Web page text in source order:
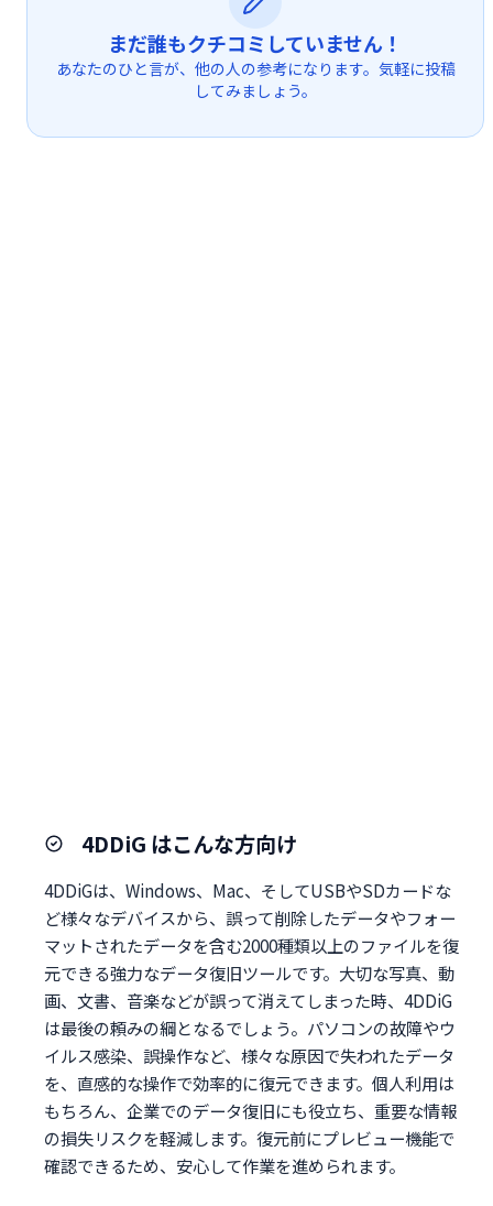
まだ誰もクチコミしていません！
あなたのひと言が、他の人の参考になります。気軽に投稿
してみましょう。
4DDiG はこんな方向け
4DDiGは、Windows、Mac、そしてUSBやSDカードな
ど様々なデバイスから、誤って削除したデータやフォー
マットされたデータを含む2000種類以上のファイルを復
元できる強力なデータ復旧ツールです。大切な写真、動
画、文書、音楽などが誤って消えてしまった時、4DDiG
は最後の頼みの綱となるでしょう。パソコンの故障やウ
イルス感染、誤操作など、様々な原因で失われたデータ
を、直感的な操作で効率的に復元できます。個人利用は
もちろん、企業でのデータ復旧にも役立ち、重要な情報
の損失リスクを軽減します。復元前にプレビュー機能で
確認できるため、安心して作業を進められます。